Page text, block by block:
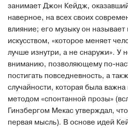
занимает Джон Кейдж,
наверное, на всех своих
влияние; его музыку он
искусством, «которое меняет
лучше изнутри, а не снаружи». У
вниманию, позволяющему по-
постигать повседневность, а
случайности, которая была
методом «спонтанной прозы»
Гинзбергом Мекас утверждал,
первая мысль). В основе идей